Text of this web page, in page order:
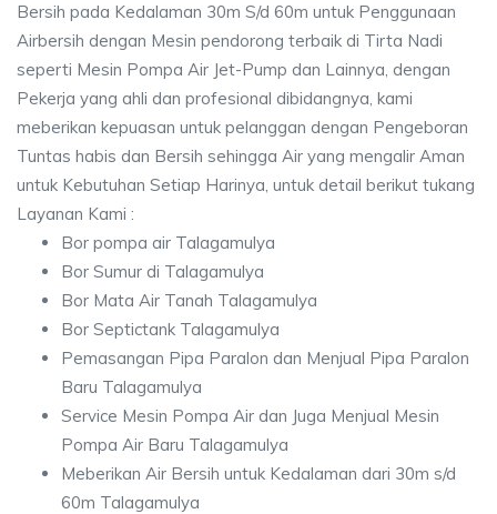
Bersih pada Kedalaman 30m S/d 60m untuk Penggunaan
Airbersih dengan Mesin pendorong terbaik di Tirta Nadi
seperti Mesin Pompa Air Jet-Pump dan Lainnya, dengan
Pekerja yang ahli dan profesional dibidangnya, kami
meberikan kepuasan untuk pelanggan dengan Pengeboran
Tuntas habis dan Bersih sehingga Air yang mengalir Aman
untuk Kebutuhan Setiap Harinya, untuk detail berikut tukang
Layanan Kami :
Bor pompa air Talagamulya
Bor Sumur di Talagamulya
Bor Mata Air Tanah Talagamulya
Bor Septictank Talagamulya
Pemasangan Pipa Paralon dan Menjual Pipa Paralon
Baru Talagamulya
Service Mesin Pompa Air dan Juga Menjual Mesin
Pompa Air Baru Talagamulya
Meberikan Air Bersih untuk Kedalaman dari 30m s/d
60m Talagamulya